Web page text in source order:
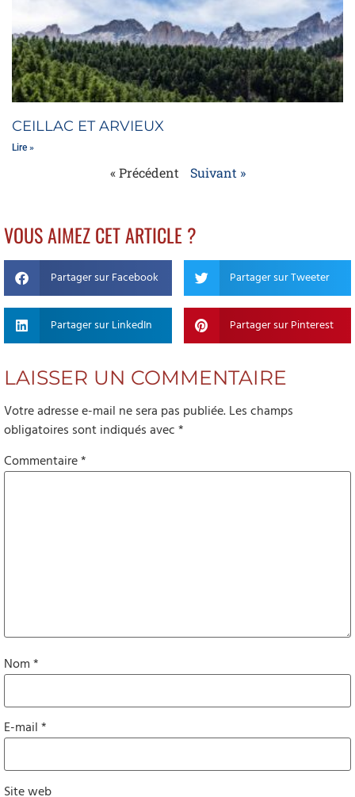
CEILLAC ET ARVIEUX
Lire »
« Précédent Suivant »
VOUS AIMEZ CET ARTICLE ?
Partager sur Facebook Partager sur Tweeter
Partager sur LinkedIn Partager sur Pinterest
LAISSER UN COMMENTAIRE
Votre adresse e-mail ne sera pas publiée.Les champs
obligatoires sont indiqués avec*
Commentaire*
Nom*
E-mail*
Site web